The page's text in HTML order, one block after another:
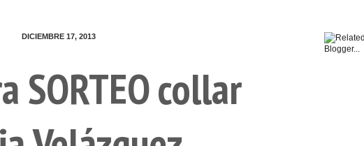
DICIEMBRE 17, 2013
SORTEO collar